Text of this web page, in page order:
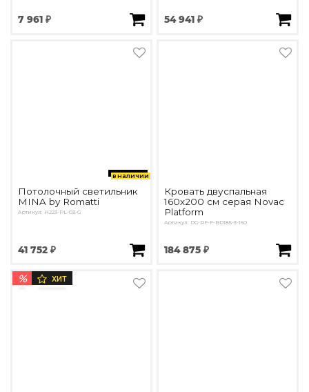
7 961 ₽ 54 941 ₽
в наличии
Потолочный светильник
MINA by Romatti
Артикул: H223-PL-03-G
41 752 ₽
Кровать двуспальная
160х200 см серая Novac
Platform
Артикул: DG-RF-F-BD185-3-160
184 875 ₽
% ХИТ